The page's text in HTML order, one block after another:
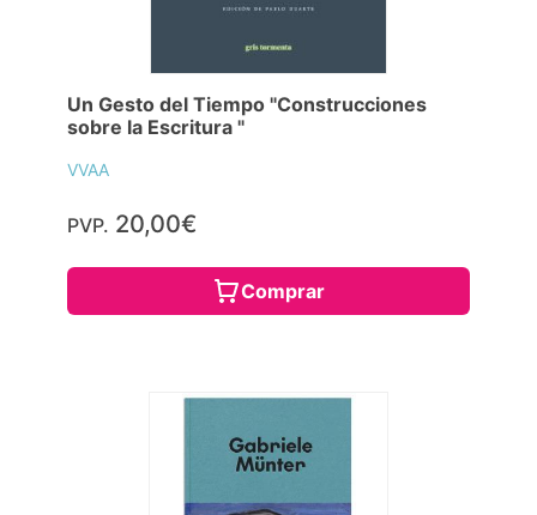
Un Gesto del Tiempo "Construcciones
sobre la Escritura "
VVAA
PVP. 20,00€
Comprar